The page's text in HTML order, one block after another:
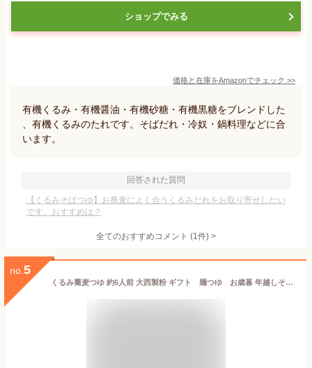
ショップでみる
価格と在庫をAmazonでチェック >>
有機くるみ・有機醤油・有機砂糖・有機黒糖をブレンドした
、有機くるみのたれです。そばだれ・冷奴・鍋料理などに合
います。
回答された質問
【くるみそばつゆ】お蕎麦によく合うくるみだれをお取り寄せしたい
です。おすすめは？
全てのおすすめコメント (1件) >
no. 5
くるみ蕎麦つゆ 約6人前 大西製粉 ギフト 麺つゆ お歳暮 年越しそば 敬老の日 お祝い 御礼 志 御供 手土産 母の日 父の日 ギフト 個包装